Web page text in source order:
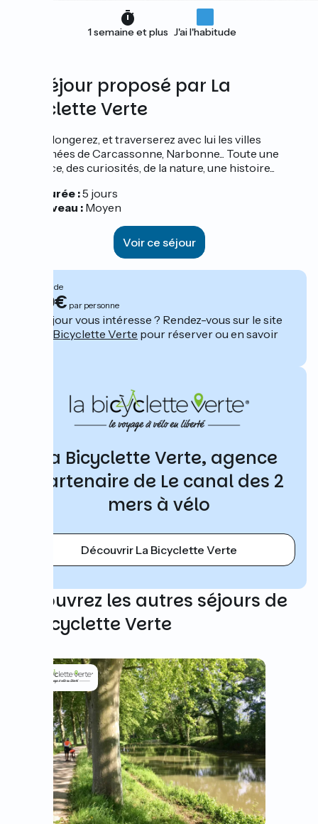
1 semaine et plus J'ai l'habitude
Un séjour proposé par La
Bicyclette Verte
Vous le longerez, et traverserez avec lui les villes
renommées de Carcassonne, Narbonne... Toute une
ambiance, des curiosités, de la nature, une histoire...
Durée :5 jours
Niveau : Moyen
Voir ce séjour
À partir de
390€ par personne
Ce séjour vous intéresse ? Rendez-vous sur le site
La Bicyclette Verte pour réserver ou en savoir
La Bicyclette Verte, agence
partenaire de Le canal des 2
mers à vélo
Découvrir La Bicyclette Verte
Découvrez les autres séjours de
La Bicyclette Verte